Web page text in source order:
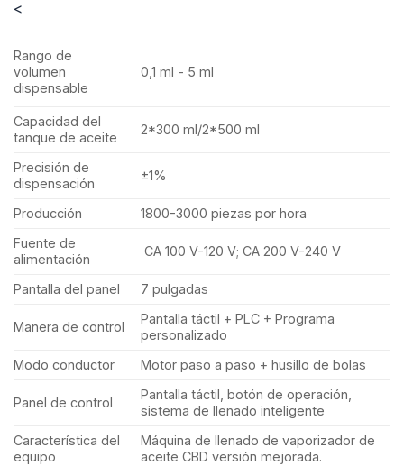
<
Rango de
volumen
dispensable
0,1 ml - 5 ml
Capacidad del
tanque de aceite
2*300 ml/2*500 ml
Precisión de
dispensación
±1%
Producción
1800-3000 piezas por hora
Fuente de
alimentación
CA 100 V-120 V; CA 200 V-240 V
Pantalla del panel 7 pulgadas
Manera de control
Pantalla táctil + PLC + Programa
personalizado
Modo conductor
Motor paso a paso + husillo de bolas
Panel de control
Pantalla táctil, botón de operación,
sistema de llenado inteligente
Característica del
equipo
Máquina de llenado de vaporizador de
aceite CBD versión mejorada.